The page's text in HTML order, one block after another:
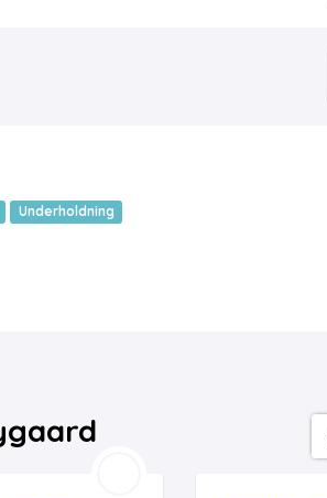
Underholdning